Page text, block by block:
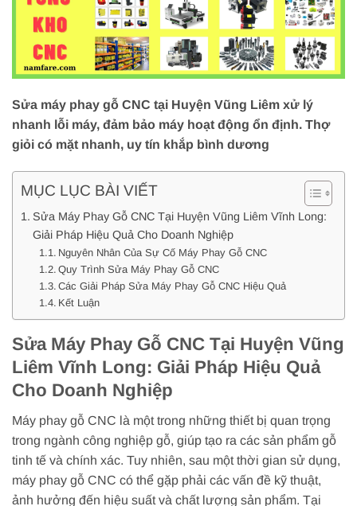
Sửa máy phay gỗ CNC tại Huyện Vũng Liêm xử lý
nhanh lỗi máy, đảm bảo máy hoạt động ổn định. Thợ
giỏi có mặt nhanh, uy tín khắp bình dương
MỤC LỤC BÀI VIẾT
Sửa Máy Phay Gỗ CNC Tại Huyện Vũng Liêm Vĩnh Long:
Giải Pháp Hiệu Quả Cho Doanh Nghiệp
Nguyên Nhân Của Sự Cố Máy Phay Gỗ CNC
Quy Trình Sửa Máy Phay Gỗ CNC
Các Giải Pháp Sửa Máy Phay Gỗ CNC Hiệu Quả
Kết Luận
Sửa Máy Phay Gỗ CNC Tại Huyện Vũng
Liêm Vĩnh Long: Giải Pháp Hiệu Quả
Cho Doanh Nghiệp
Máy phay gỗ CNC là một trong những thiết bị quan trọng
trong ngành công nghiệp gỗ, giúp tạo ra các sản phẩm gỗ
tinh tế và chính xác. Tuy nhiên, sau một thời gian sử dụng,
máy phay gỗ CNC có thể gặp phải các vấn đề kỹ thuật,
ảnh hưởng đến hiệu suất và chất lượng sản phẩm. Tại